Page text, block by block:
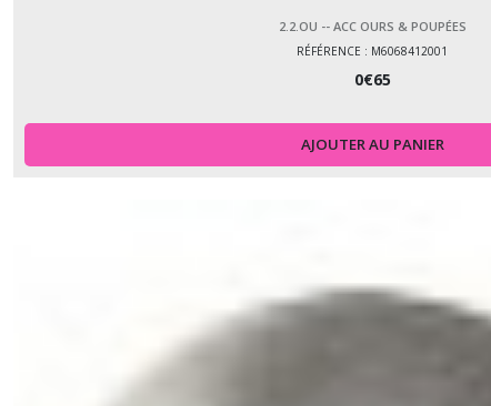
2.2.OU -- ACC OURS & POUPÉES
RÉFÉRENCE : M6068412001
0€65
AJOUTER AU PANIER